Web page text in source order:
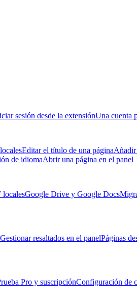
sesión desde la extensiónUna cuenta
Editar el título de una páginaAñadir
de idiomaAbrir una página en el panel
localesGoogle Drive y Google Docs
Gestionar resaltados en el panelPáginas
Pro y suscripciónConfiguración de